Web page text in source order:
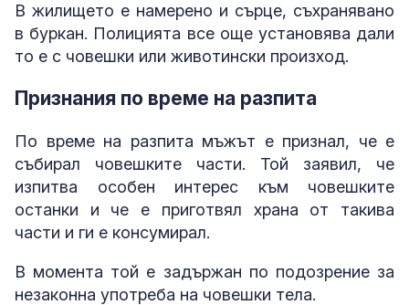
В жилището е намерено и сърце, съхранявано
в буркан. Полицията все още установява дали
то е с човешки или животински произход.
Признания по време на разпита
По време на разпита мъжът е признал, че е
събирал човешките части. Той заявил, че
изпитва особен интерес към човешките
останки и че е приготвял храна от такива
части и ги е консумирал.
В момента той е задържан по подозрение за
незаконна употреба на човешки тела.